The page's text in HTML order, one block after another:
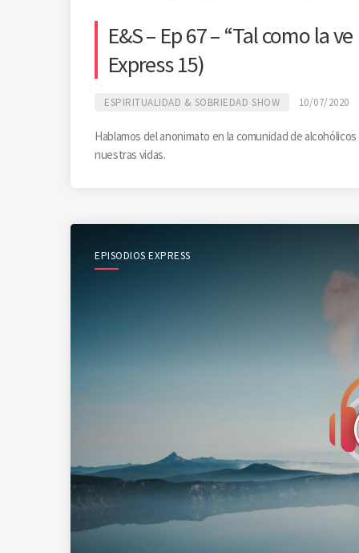
E&S – Ep 67 – “Tal como la
Express 15)
ESPIRITUALIDAD & SOBRIEDAD SHOW 10/07/2020
Hablamos del anonimato en la comunidad de
nuestras vidas.
EPISODIOS EXPRESS